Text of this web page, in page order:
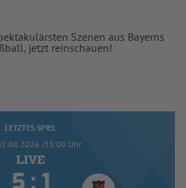
Szenen aus Bayerns
jetzt reinschauen!
LETZTES SPIEL
/13:00 Uhr
 